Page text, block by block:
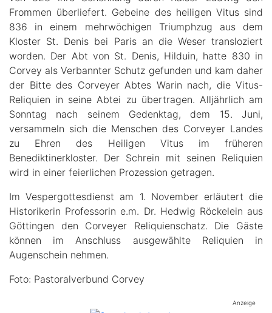
Frommen überliefert. Gebeine des heiligen Vitus sind
836 in einem mehrwöchigen Triumphzug aus dem
Kloster St. Denis bei Paris an die Weser transloziert
worden. Der Abt von St. Denis, Hilduin, hatte 830 in
Corvey als Verbannter Schutz gefunden und kam daher
der Bitte des Corveyer Abtes Warin nach, die Vitus-
Reliquien in seine Abtei zu übertragen. Alljährlich am
Sonntag nach seinem Gedenktag, dem 15. Juni,
versammeln sich die Menschen des Corveyer Landes
zu Ehren des Heiligen Vitus im früheren
Benediktinerkloster. Der Schrein mit seinen Reliquien
wird in einer feierlichen Prozession getragen.
Im Vespergottesdienst am 1. November erläutert die
Historikerin Professorin e.m. Dr. Hedwig Röckelein aus
Göttingen den Corveyer Reliquienschatz. Die Gäste
können im Anschluss ausgewählte Reliquien in
Augenschein nehmen.
Foto: Pastoralverbund Corvey
Anzeige